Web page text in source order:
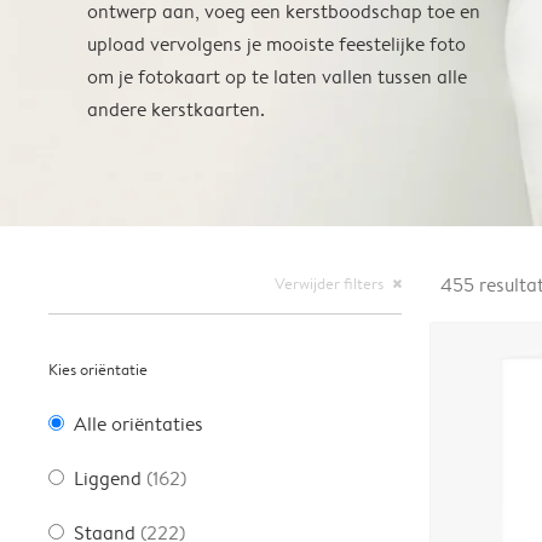
ontwerp aan, voeg een kerstboodschap toe en
upload vervolgens je mooiste feestelijke foto
om je fotokaart op te laten vallen tussen alle
andere kerstkaarten.
Verwijder filters close
Kies oriëntatie
Alle oriëntaties
Liggend (162)
Staand (222)
455